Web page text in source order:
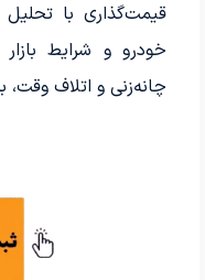
قیمت‌گذاری با
خودرو و شرایط
چانه‌زنی و اتلاف وقت،